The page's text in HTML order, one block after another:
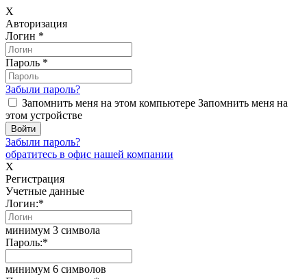
X
Авторизация
Логин *
Пароль *
Забыли пароль?
Запомнить меня на этом компьютере Запомнить меня на
этом устройстве
Забыли пароль?
обратитесь в офис нашей компании
X
Регистрация
Учетные данные
Логин:*
минимум 3 символа
Пароль:*
минимум 6 символов